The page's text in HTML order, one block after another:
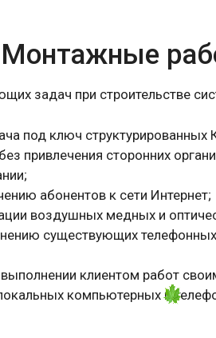
Монтажные
задач при строительстве
под ключ
привлечения сторонних
абонентов к сети Интернет;
воздушных медных и
существующих
клиентом работ
компьютерных и